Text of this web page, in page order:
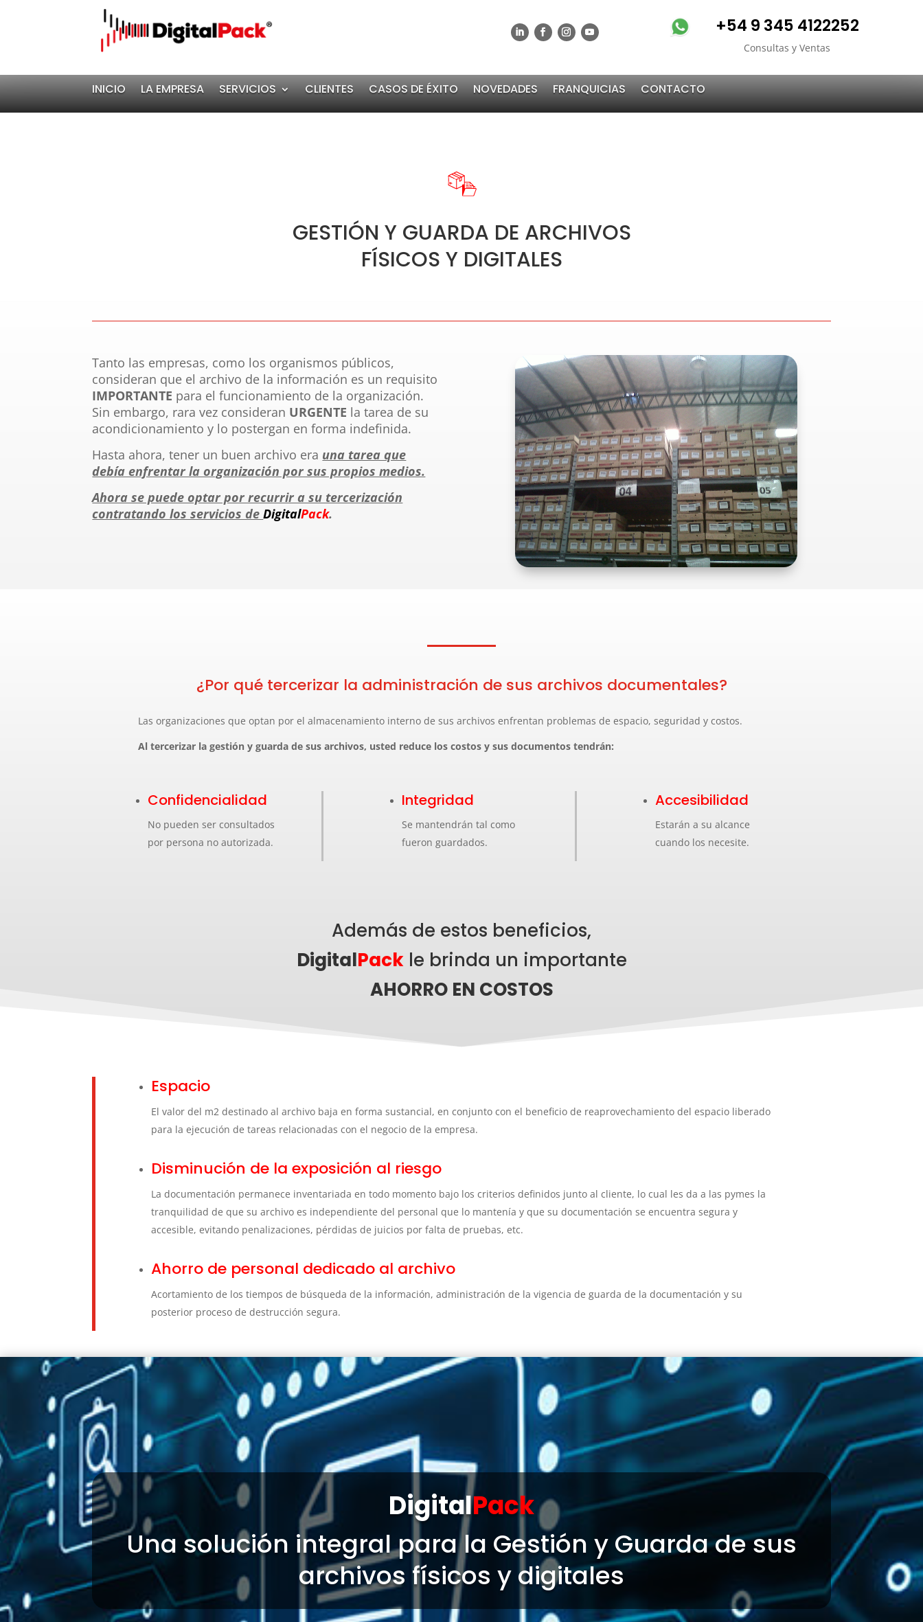
+54 9 345 4122252
Consultas y Ventas
INICIO LA EMPRESA SERVICIOS CLIENTES CASOS DE ÉXITO NOVEDADES FRANQUICIAS CONTACTO
GESTIÓN Y GUARDA DE ARCHIVOS
FÍSICOS Y DIGITALES
Tanto las empresas, como los organismos públicos,
consideran que el archivo de la información es un requisito
IMPORTANTE para el funcionamiento de la organización.
Sin embargo, rara vez consideran URGENTE la tarea de su
acondicionamiento y lo postergan en forma indefinida.
Hasta ahora, tener un buen archivo era una tarea que
debía enfrentar la organización por sus propios medios.
Ahora se puede optar por recurrir a su tercerización
contratando los servicios deDigitalPack.
¿Por qué tercerizar la administración de sus archivos documentales?
Las organizaciones que optan por el almacenamiento interno de sus archivos enfrentan problemas de espacio, seguridad y costos.
Al tercerizar la gestión y guarda de sus archivos, usted reduce los costos y sus documentos tendrán:
Confidencialidad
No pueden ser consultados
por persona no autorizada.
Integridad
Se mantendrán tal como
fueron guardados.
Accesibilidad
Estarán a su alcance
cuando los necesite.
Además de estos beneficios,
DigitalPackle brinda un importante
AHORRO EN COSTOS
Espacio
El valor del m2 destinado al archivo baja en forma sustancial, en conjunto con el beneficio de reaprovechamiento del espacio liberado
para la ejecución de tareas relacionadas con el negocio de la empresa.
Disminución de la exposición al riesgo
La documentación permanece inventariada en todo momento bajo los criterios definidos junto al cliente, lo cual les da a las pymes la
tranquilidad de que su archivo es independiente del personal que lo mantenía y que su documentación se encuentra segura y
accesible, evitando penalizaciones, pérdidas de juicios por falta de pruebas, etc.
Ahorro de personal dedicado al archivo
Acortamiento de los tiempos de búsqueda de la información, administración de la vigencia de guarda de la documentación y su
posterior proceso de destrucción segura.
DigitalPack
Una solución integral para la Gestión y Guarda de sus
archivos físicos y digitales